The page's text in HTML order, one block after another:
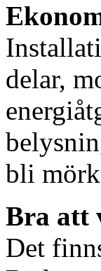
delar,
bli
Bra att
Det